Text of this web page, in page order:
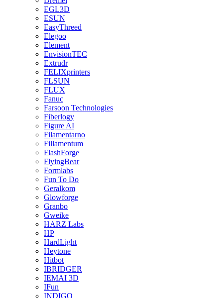
EGL3D
ESUN
EasyThreed
Elegoo
Element
EnvisionTEC
Extrudr
FELIXprinters
FLSUN
FLUX
Fanuc
Farsoon Technologies
Fiberlogy
Figure AI
Filamentarno
Fillamentum
FlashForge
FlyingBear
Formlabs
Fun To Do
Geralkom
Glowforge
Granbo
Gweike
HARZ Labs
HP
HardLight
Heytone
Hitbot
IBRIDGER
IEMAI 3D
IFun
INDIGO